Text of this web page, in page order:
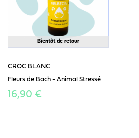
Bientôt de retour
CROC BLANC
Fleurs de Bach - Animal Stressé
16,90 €